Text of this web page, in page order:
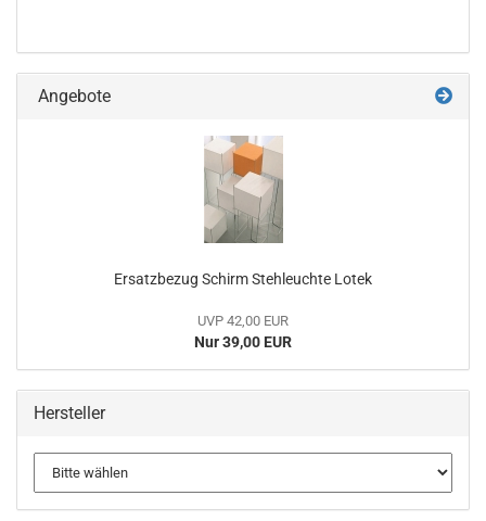
Angebote
Ersatzbezug Schirm Stehleuchte Lotek
UVP 42,00 EUR
Nur 39,00 EUR
Hersteller